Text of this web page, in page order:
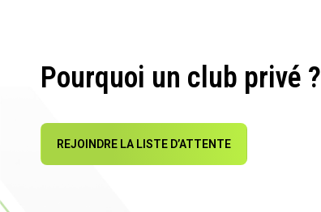
Pourquoi un club privé ?
REJOINDRE LA LISTE D’ATTENTE